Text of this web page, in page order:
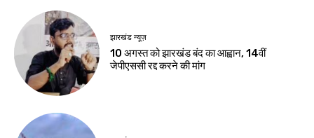
झारखंड न्यूज़
10 अगस्त को झारखंड बंद का आह्वान, 14वीं
जेपीएससी रद्द करने की मांग